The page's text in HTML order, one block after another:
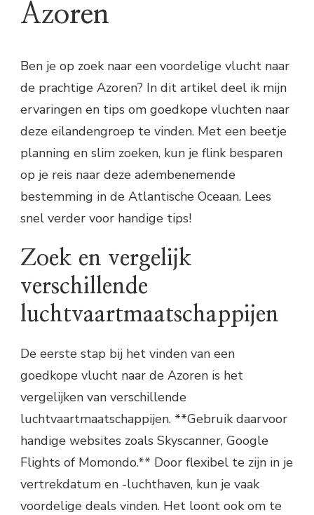
Azoren
Ben je op zoek naar een voordelige vlucht naar
de prachtige Azoren? In dit artikel deel ik mijn
ervaringen en tips om goedkope vluchten naar
deze eilandengroep te vinden. Met een beetje
planning en slim zoeken, kun je flink besparen
op je reis naar deze adembenemende
bestemming in de Atlantische Oceaan. Lees
snel verder voor handige tips!
Zoek en vergelijk
verschillende
luchtvaartmaatschappijen
De eerste stap bij het vinden van een
goedkope vlucht naar de Azoren is het
vergelijken van verschillende
luchtvaartmaatschappijen. **Gebruik daarvoor
handige websites zoals Skyscanner, Google
Flights of Momondo.** Door flexibel te zijn in je
vertrekdatum en -luchthaven, kun je vaak
voordelige deals vinden. Het loont ook om te